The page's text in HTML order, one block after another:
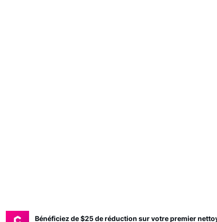
Bénéficiez de $25 de réduction sur votre premier